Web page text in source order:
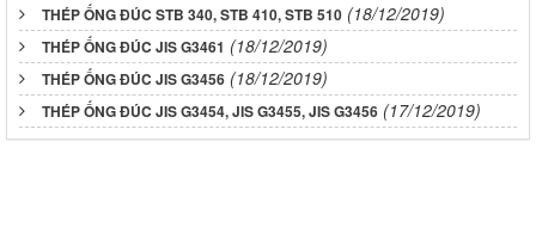
THÉP ỐNG ĐÚC STB 340, STB 410, STB 510 (18/12/2019)
THÉP ỐNG ĐÚC JIS G3461 (18/12/2019)
THÉP ỐNG ĐÚC JIS G3456 (18/12/2019)
THÉP ỐNG ĐÚC JIS G3454, JIS G3455, JIS G3456 (17/12/2019)